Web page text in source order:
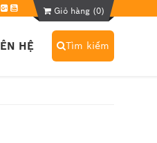
Giỏ hàng (0)
HỆ Tìm kiếm